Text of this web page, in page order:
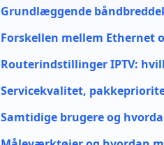
Grundlæggende
Forskellen mellem Ethernet
Routerindstillinger IPTV:
Servicekvalitet,
Samtidige brugere og